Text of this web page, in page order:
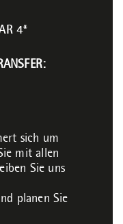
4*
sich um
mit allen
Sie uns
planen Sie